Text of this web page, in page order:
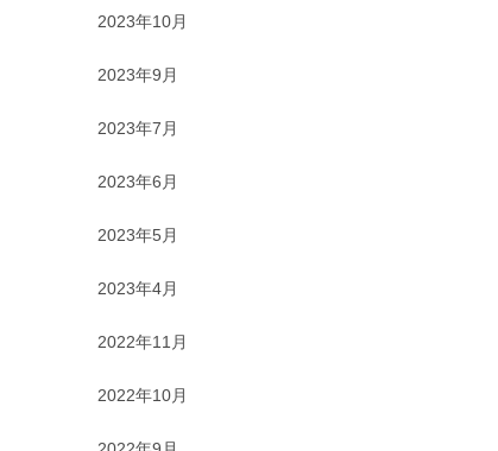
2023年10月
2023年9月
2023年7月
2023年6月
2023年5月
2023年4月
2022年11月
2022年10月